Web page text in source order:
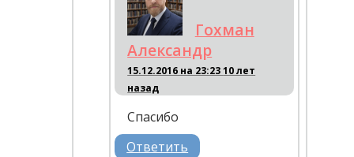
Гохман
Александр
15.12.2016 на 23:2310 лет
назад
Спасибо
Ответить